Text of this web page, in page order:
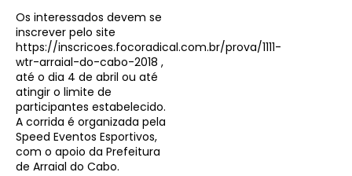
Os interessados devem se
inscrever pelo site
https://inscricoes.focoradical.com.br/prova/1111-
wtr-arraial-do-cabo-2018 ,
até o dia 4 de abril ou até
atingir o limite de
participantes estabelecido.
A corrida é organizada pela
Speed Eventos Esportivos,
com o apoio da Prefeitura
de Arraial do Cabo.